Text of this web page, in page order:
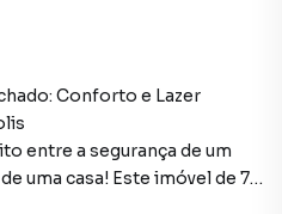
Conforto e Lazer
entre a segurança de um
uma casa! Este imóvel de 70